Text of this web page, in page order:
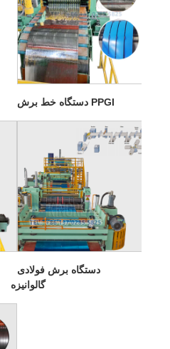
دستگاه خط برش PPGI
دستگاه برش فولادی
گالوانیزه